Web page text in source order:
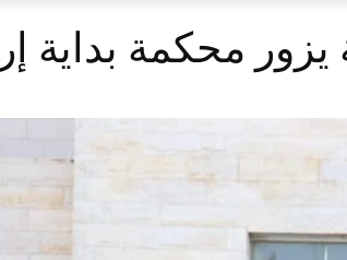
يزور محكمة بداية